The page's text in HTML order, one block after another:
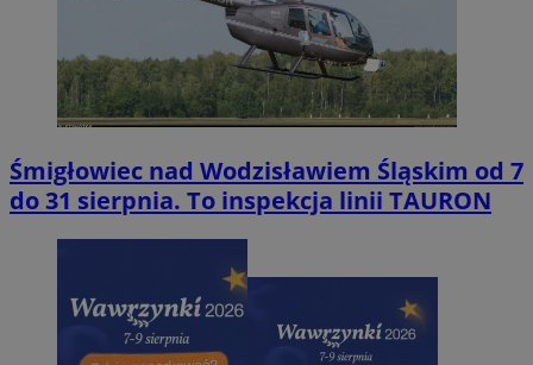
Śmigłowiec nad Wodzisławiem Śląskim od 7
do 31 sierpnia. To inspekcja linii TAURON